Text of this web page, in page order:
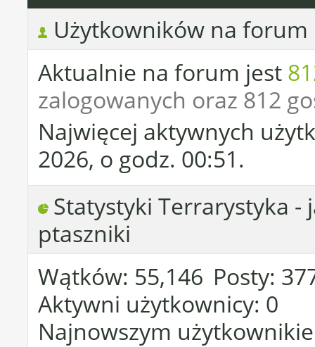
Użytkowników na forum
Aktualnie na forum jest
zalogowanych oraz 812
Najwięcej aktywnych
2026, o godz. 00:51.
Statystyki Terrarystyka -
ptaszniki
Wątków 55,146 Posty
Aktywni użytkownicy 0
Najnowszym